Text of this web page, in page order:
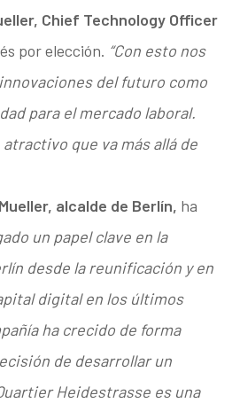
Chief Technology Officer
por elección. “Con esto nos
del futuro como
para el mercado laboral.
que va más allá de
alcalde de Berlín, ha
un papel clave en la
desde la reunificación y en
digital en los últimos
ha crecido de forma
de desarrollar un
Heidestrasse es una